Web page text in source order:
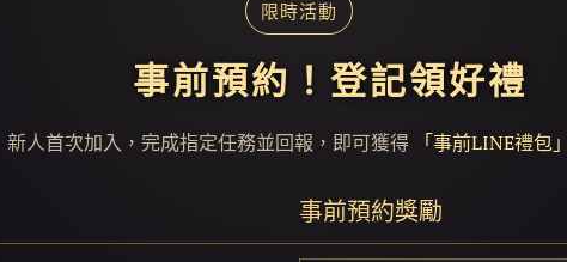
限時活動
✒️ 事前預約！登記領好禮
新人首次加入，完成指定任務並回報，即可獲得 「事前LINE禮包
事前預約獎勵